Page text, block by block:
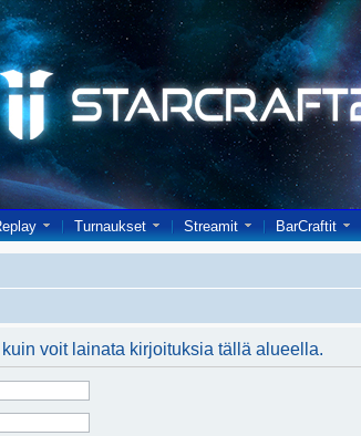
Turnaukset Streamit BarCraftit
voit lainata kirjoituksia tällä alueella.